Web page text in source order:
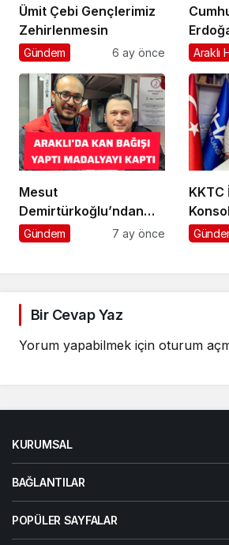
Ümit Çebi Gençlerimiz
Zehirlenmesin
Gündem 6 ay önce Araklı
Mesut
Demirtürkoğlu’ndan
Örnek Davranış
Gündem 7 ay önce
KKTC
Bir Cevap Yaz
Yorum yapabilmek için oturum
KURUMSAL
BAĞLANTILAR
POPÜLER SAYFALAR